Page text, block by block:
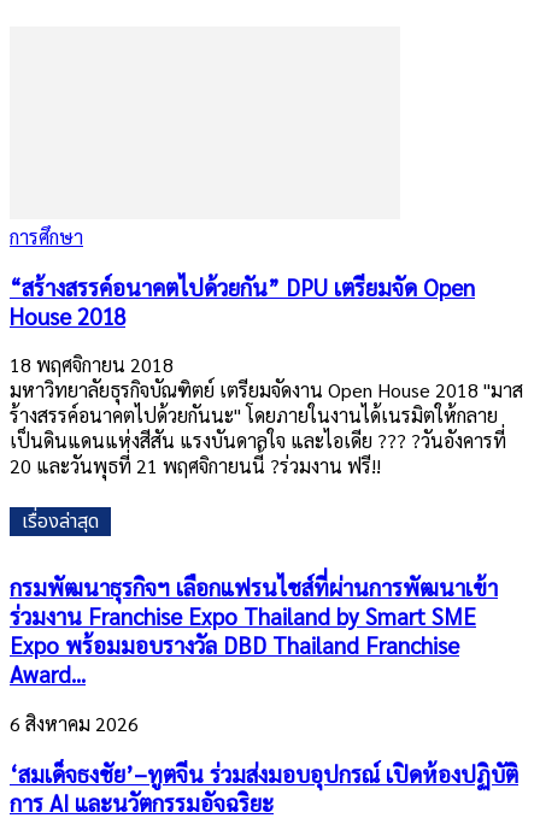
การศึกษา
“สร้างสรรค์อนาคตไปด้วยกัน” DPU เตรียมจัด Open
House 2018
18 พฤศจิกายน 2018
มหาวิทยาลัยธุรกิจบัณฑิตย์ เตรียมจัดงาน Open House 2018 "มาส
ร้างสรรค์อนาคตไปด้วยกันนะ" โดยภายในงานได้เนรมิตให้กลาย
เป็นดินแดนแห่งสีสัน แรงบันดาลใจ และไอเดีย ??? ?วันอังคารที่
20 และวันพุธที่ 21 พฤศจิกายนนี้ ?ร่วมงาน ฟรี!!
เรื่องล่าสุด
กรมพัฒนาธุรกิจฯ เลือกแฟรนไชส์ที่ผ่านการพัฒนาเข้า
ร่วมงาน Franchise Expo Thailand by Smart SME
Expo พร้อมมอบรางวัล DBD Thailand Franchise
Award...
6 สิงหาคม 2026
‘สมเด็จธงชัย’–ทูตจีน ร่วมส่งมอบอุปกรณ์ เปิดห้องปฏิบัติ
การ AI และนวัตกรรมอัจฉริยะ